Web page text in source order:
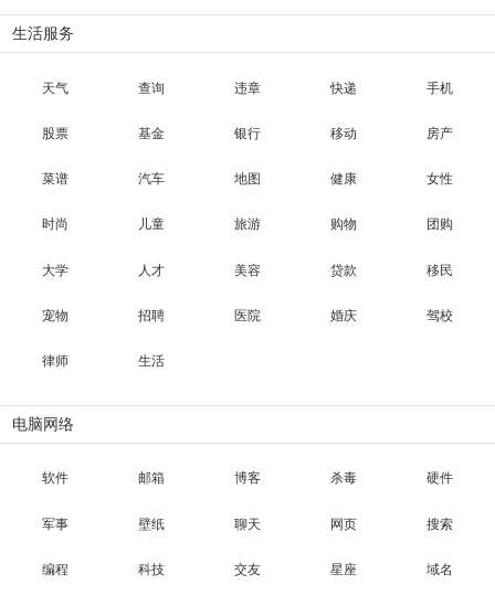
生活服务
天气 查询 违章 快递 手机
股票 基金 银行 移动 房产
菜谱 汽车 地图 健康 女性
时尚 儿童 旅游 购物 团购
大学 人才 美容 贷款 移民
宠物 招聘 医院 婚庆 驾校
律师 生活
电脑网络
软件 邮箱 博客 杀毒 硬件
军事 壁纸 聊天 网页 搜索
编程 科技 交友 星座 域名